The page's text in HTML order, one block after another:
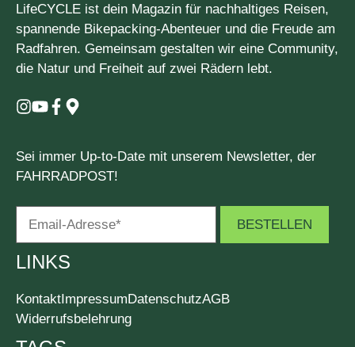
LifeCYCLE ist dein Magazin für nachhaltiges Reisen,
spannende Bikepacking-Abenteuer und die Freude am
Radfahren. Gemeinsam gestalten wir eine Community,
die Natur und Freiheit auf zwei Rädern lebt.
Sei immer Up-to-Date mit unserem Newsletter, der
FAHRRADPOST!
LINKS
Kontakt Impressum DatenschutzAGB
Widerrufsbelehrung